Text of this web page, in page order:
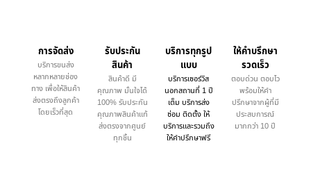
การจัดส่ง
บริการขนส่ง
หลากหลายช่อง
ทาง เพื่อให้สินค้า
ส่งตรงถึงลูกค้า
โดยเร็วที่สุด
รับประกัน
สินค้า
สินค้าดี มี
คุณภาพ มั่นใจได้
100% รับประกัน
คุณภาพสินค้าแท้
ส่งตรงจากศูนย์
ทุกชิ้น
บริการทุกรูป
แบบ
บริการเซอร์วิส
นอกสถานที่ 1 ปี
เต็ม บริการส่ง
ซ่อม ติดตั้ง ให้
บริการและรวมถึง
ให้คำปรึกษาฟรี
ให้คำบรึกษา
รวดเร็ว
ตอบด่วน ตอบไว
พร้อมให้คำ
ปรึกษาจากผู้ที่มี
ประสบการณ์
มากกว่า 10 ปี